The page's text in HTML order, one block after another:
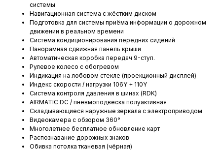
системы
Навигационная система с жёстким диском
Подготовка для системы приёма информации о дорожном
движении в реальном времени
Система кондиционирования передних сидений
Панорамная сдвижная панель крыши
Автоматическая коробка передач 9-ступ.
Рулевое колесо с обогревом
Индикация на лобовом стекле (проекционный дисплей)
Индекс скорости / нагрузки 106Y + 110Y
Система контроля давления в шинах (RDK)
AIRMATIC DC / пневмоподвеска полуактивная
Складывающиеся наружные зеркала с электроприводом
Видеокамера с обзором 360°
Многолетнее бесплатное обновление карт
Распознавание дорожных знаков
Обивка потолка тканевая (чёрная)